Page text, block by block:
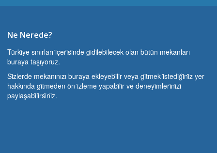
Ne Nerede?
Türki̇ye sınırları i̇çeri̇si̇nde gi̇di̇lebi̇lecek olan bütün mekanları
buraya taşıyoruz.
Si̇zlerde mekanınızı buraya ekleyebi̇li̇r veya gi̇tmek i̇stedi̇ği̇ni̇z yer
hakkında gi̇tmeden ön i̇zleme yapabi̇li̇r ve deneyi̇mleri̇ni̇zi̇
paylaşabi̇li̇rsi̇ni̇z.